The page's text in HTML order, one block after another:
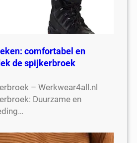
comfortabel en
de spijkerbroek
– Werkwear4all.nl
Duurzame en